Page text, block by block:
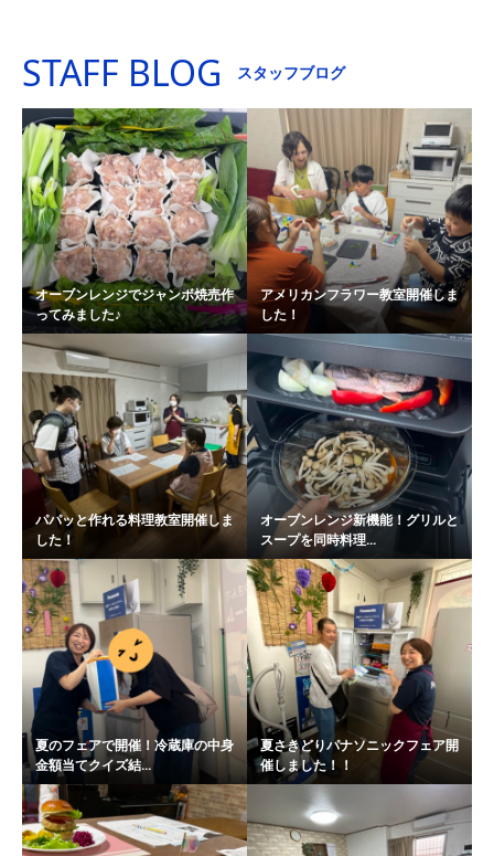
STAFF BLOG スタッフブログ
オーブンレンジでジャンボ焼売作
ってみました♪
アメリカンフラワー教室開催しま
した！
パパッと作れる料理教室開催しま
した！
オーブンレンジ新機能！グリルと
スープを同時料理...
夏のフェアで開催！冷蔵庫の中身
金額当てクイズ結...
夏さきどりパナソニックフェア開
催しました！！